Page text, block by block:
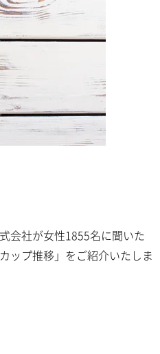
会社が女性1855名に聞いた
ップ推移」をご紹介いたしま